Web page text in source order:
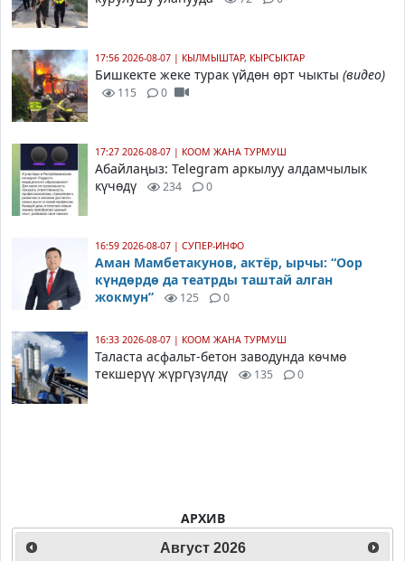
17:56 2026-08-07 | КЫЛМЫШТАР, КЫРСЫКТАР
Бишкекте жеке турак үйдөн өрт чыкты(видео)
115 0
17:27 2026-08-07 | КООМ ЖАНА ТУРМУШ
Абайлаңыз: Telegram аркылуу алдамчылык
күчөдү
234 0
16:59 2026-08-07 | СУПЕР-ИНФО
Аман Мамбетакунов, актёр, ырчы: “Оор
күндөрдө да театрды таштай алган
жокмун”
125 0
16:33 2026-08-07 | КООМ ЖАНА ТУРМУШ
Таласта асфальт-бетон заводунда көчмө
текшерүү жүргүзүлдү
135 0
АРХИВ
Август 2026